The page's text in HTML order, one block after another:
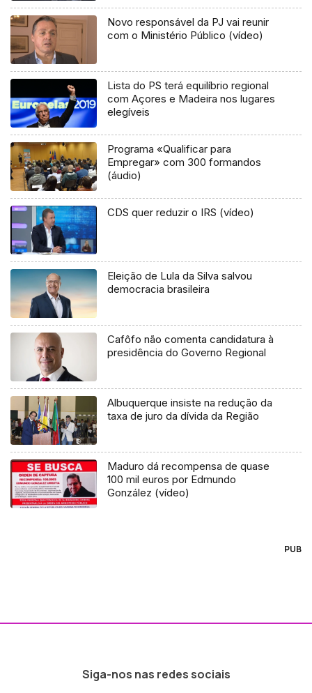
Novo responsável da PJ vai reunir
com o Ministério Público (vídeo)
Lista do PS terá equilíbrio regional
com Açores e Madeira nos lugares
elegíveis
Programa «Qualificar para
Empregar» com 300 formandos
(áudio)
CDS quer reduzir o IRS (vídeo)
Eleição de Lula da Silva salvou
democracia brasileira
Cafôfo não comenta candidatura à
presidência do Governo Regional
Albuquerque insiste na redução da
taxa de juro da dívida da Região
Maduro dá recompensa de quase
100 mil euros por Edmundo
González (vídeo)
PUB
Siga-nos nas redes sociais